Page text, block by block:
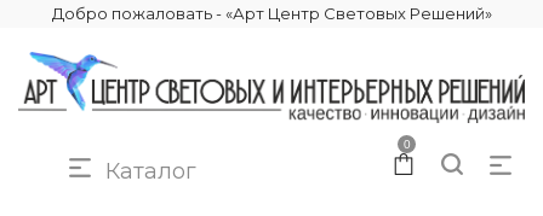
Добро пожаловать - «Арт Центр Световых Решений»
Каталог
0